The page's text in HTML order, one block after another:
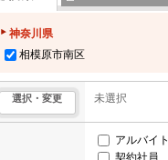
神奈川県
相模原市南区
選択・変更 未選択
アルバイト
契約社員